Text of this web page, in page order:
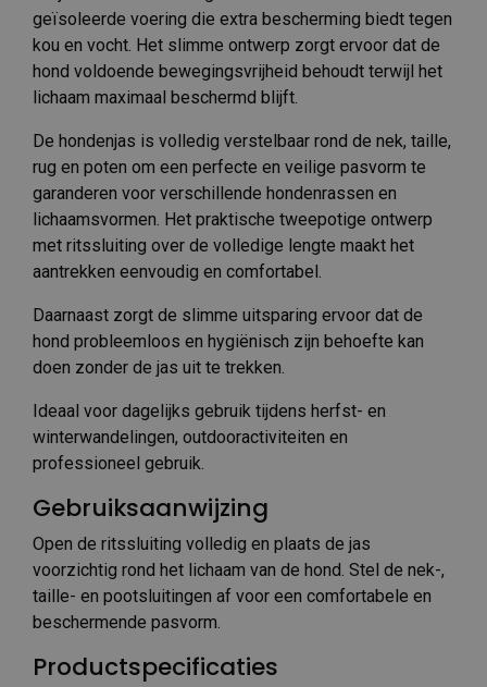
geïsoleerde voering die extra bescherming biedt tegen
kou en vocht. Het slimme ontwerp zorgt ervoor dat de
hond voldoende bewegingsvrijheid behoudt terwijl het
lichaam maximaal beschermd blijft.
De hondenjas is volledig verstelbaar rond de nek, taille,
rug en poten om een perfecte en veilige pasvorm te
garanderen voor verschillende hondenrassen en
lichaamsvormen. Het praktische tweepotige ontwerp
met ritssluiting over de volledige lengte maakt het
aantrekken eenvoudig en comfortabel.
Daarnaast zorgt de slimme uitsparing ervoor dat de
hond probleemloos en hygiënisch zijn behoefte kan
doen zonder de jas uit te trekken.
Ideaal voor dagelijks gebruik tijdens herfst- en
winterwandelingen, outdooractiviteiten en
professioneel gebruik.
Gebruiksaanwijzing
Open de ritssluiting volledig en plaats de jas
voorzichtig rond het lichaam van de hond. Stel de nek-,
taille- en pootsluitingen af voor een comfortabele en
beschermende pasvorm.
Productspecificaties